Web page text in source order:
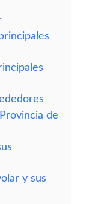
de
y sus